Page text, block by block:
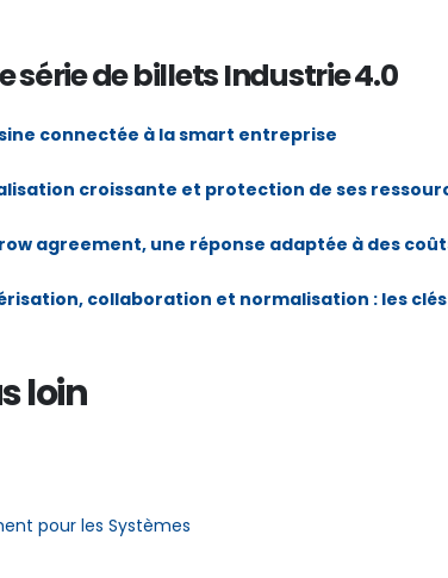
série de billets Industrie 4.0
connectée à la smart entreprise
croissante et protection de ses
agreement, une réponse adaptée à des
collaboration et normalisation : les
loin
pour les Systèmes